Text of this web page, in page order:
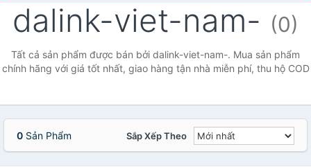
Face Shop
Face
nước lâu
trôi Quick
Waterproof
Mascara
The Face
dalink-viet-nam- (0)
Tất cả sản phẩm được bán bởi dalink-viet-nam-. Mua sản phẩm
chính hãng với giá tốt nhất, giao hàng tận nhà miễn phí, thu hộ COD
0 Sản Phẩm Sắp Xếp Theo